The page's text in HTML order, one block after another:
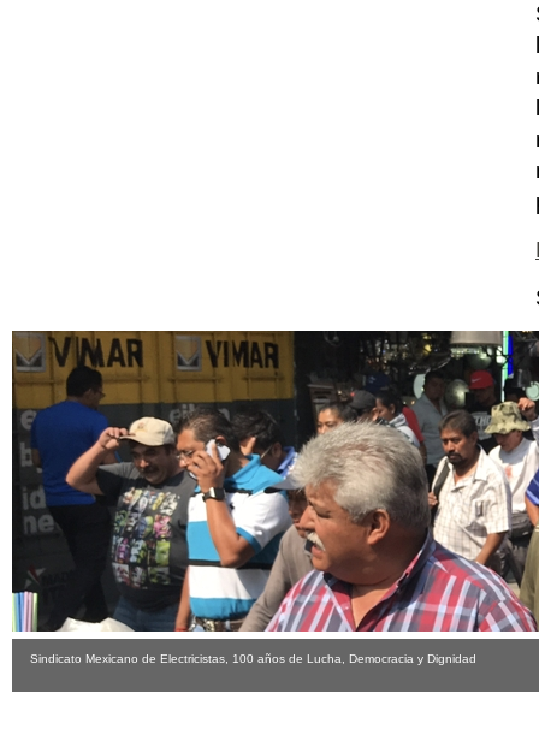
Sindicato Mexicano de Electricistas, 100 años de Lucha, Democracia y Dignidad